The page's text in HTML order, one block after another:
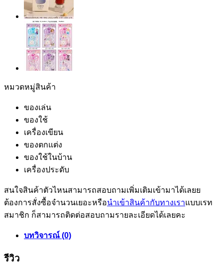
หมวดหมู่สินค้า
ของเล่น
ของใช้
เครื่องเขียน
ของตกแต่ง
ของใช้ในบ้าน
เครื่องประดับ
สนใจสินค้าตัวไหนสามารถสอบถามเพิ่มเติมเข้ามาได้เลยย
ต้องการสั่งซื้อจำนวนเยอะหรือนำเข้าสินค้ากับทางเราแบบเรท
สมาชิก ก็สามารถติดต่อสอบถามรายละเอียดได้เลยคะ
บทวิจารณ์ (0)
รีวิว